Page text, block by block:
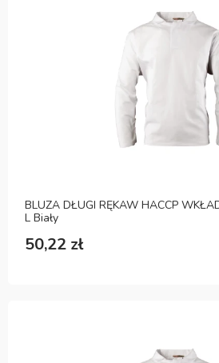
BLUZA DŁUGI RĘKAW HACCP
L Biały
50,22 zł